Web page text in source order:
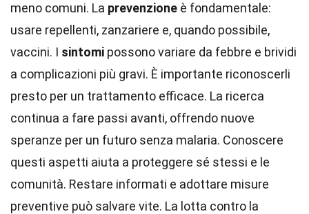
meno comuni. La prevenzione è fondamentale:
usare repellenti, zanzariere e, quando possibile,
vaccini. I sintomi possono variare da febbre e brividi
a complicazioni più gravi. È importante riconoscerli
presto per un trattamento efficace. La ricerca
continua a fare passi avanti, offrendo nuove
speranze per un futuro senza malaria. Conoscere
questi aspetti aiuta a proteggere sé stessi e le
comunità. Restare informati e adottare misure
preventive può salvare vite. La lotta contro la